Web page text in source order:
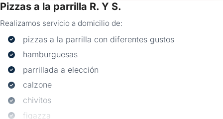
Pizzas a la parrilla R. Y S.
Realizamos servicio a domicilio de:
pizzas a la parrilla con diferentes gustos
hamburguesas
parrillada a elección
calzone
chivitos
figazza
×
¿Ya
cuenta?
Iniciá
sesión
aquí